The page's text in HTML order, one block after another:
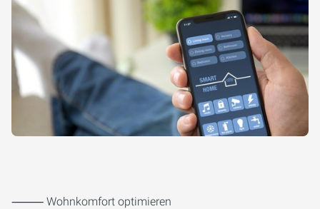
⸻ Wohnkomfort optimieren